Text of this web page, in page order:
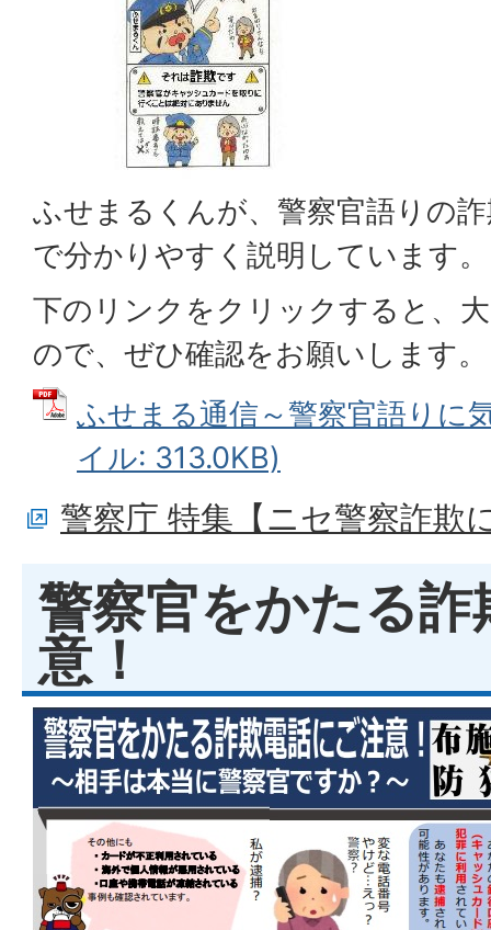
ふせまるくんが、警察官語りの
で分かりやすく説明しています。
下のリンクをクリックすると、
ので、ぜひ確認をお願いします。
ふせまる通信～警察官語りに
イル: 313.0KB)
警察庁 特集【ニセ警察詐欺
警察官をかたる詐
意！